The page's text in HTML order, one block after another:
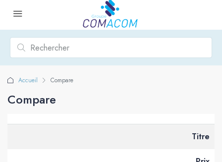
Accueil Compare
Compare
Titre